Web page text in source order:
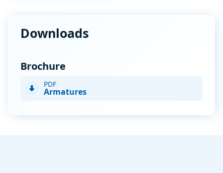
Downloads
Brochure
PDF
Armatures